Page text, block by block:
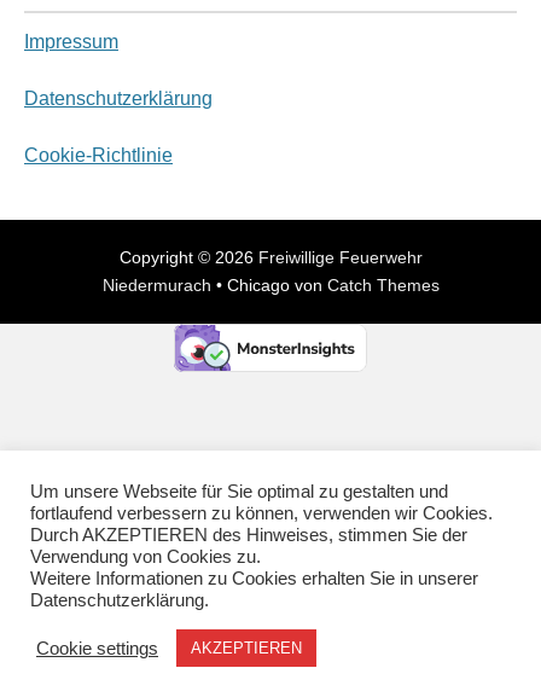
Impressum
Datenschutzerklärung
Cookie-Richtlinie
Copyright © 2026 Freiwillige Feuerwehr
Niedermurach • Chicago von Catch Themes
Um unsere Webseite für Sie optimal zu gestalten und
fortlaufend verbessern zu können, verwenden wir Cookies.
Durch AKZEPTIEREN des Hinweises, stimmen Sie der
Verwendung von Cookies zu.
Weitere Informationen zu Cookies erhalten Sie in unserer
Datenschutzerklärung.
Cookie settings AKZEPTIEREN